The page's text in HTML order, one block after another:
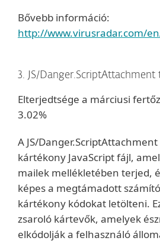
Bővebb információ:
http://www.virusradar.com/
3. JS/Danger.ScriptAttachment
Elterjedtsége a márciusi
3.02%
A JS/
kártékony JavaScript fájl,
mailek mellékletében terjed,
képes a megtámadott
kártékony kódokat letölteni.
zsaroló kártevők, amelyek
elkódolják a felhasználó